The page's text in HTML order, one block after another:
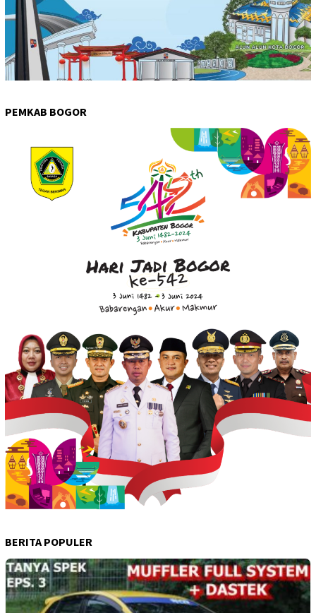
PEMKAB BOGOR
BERITA POPULER